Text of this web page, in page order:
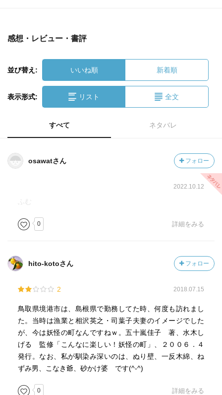
感想・レビュー・書評
並び替え: いいね順 新着順
表示形式: リスト 全文
すべて ネタバレ
osawatさん フォロー
2022.10.12
0 詳細をみる
hito-kotoさん フォロー
2 2018.07.15
鳥取県境港市は、島根県で勤務してた時、何度も訪れまし
た。当時は漁業と相沢英之・司葉子夫妻のイメージでした
が、今は妖怪の町なんですねｗ。五十嵐佳子 著、水木し
げる 監修「こんなに楽しい！妖怪の町」、２００６．４
発行。なお、私が馴染み深いのは、ぬり壁、一反木綿、ね
ずみ男、こなき爺、砂かけ婆 です(^-^)
0 詳細をみる